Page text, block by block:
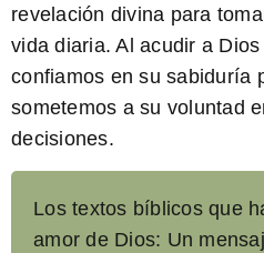
revelación divina para
vida diaria. Al acudir a
confiamos en su sabiduría
sometemos a su voluntad
decisiones.
Los textos bíblicos que
amor de Dios: Un